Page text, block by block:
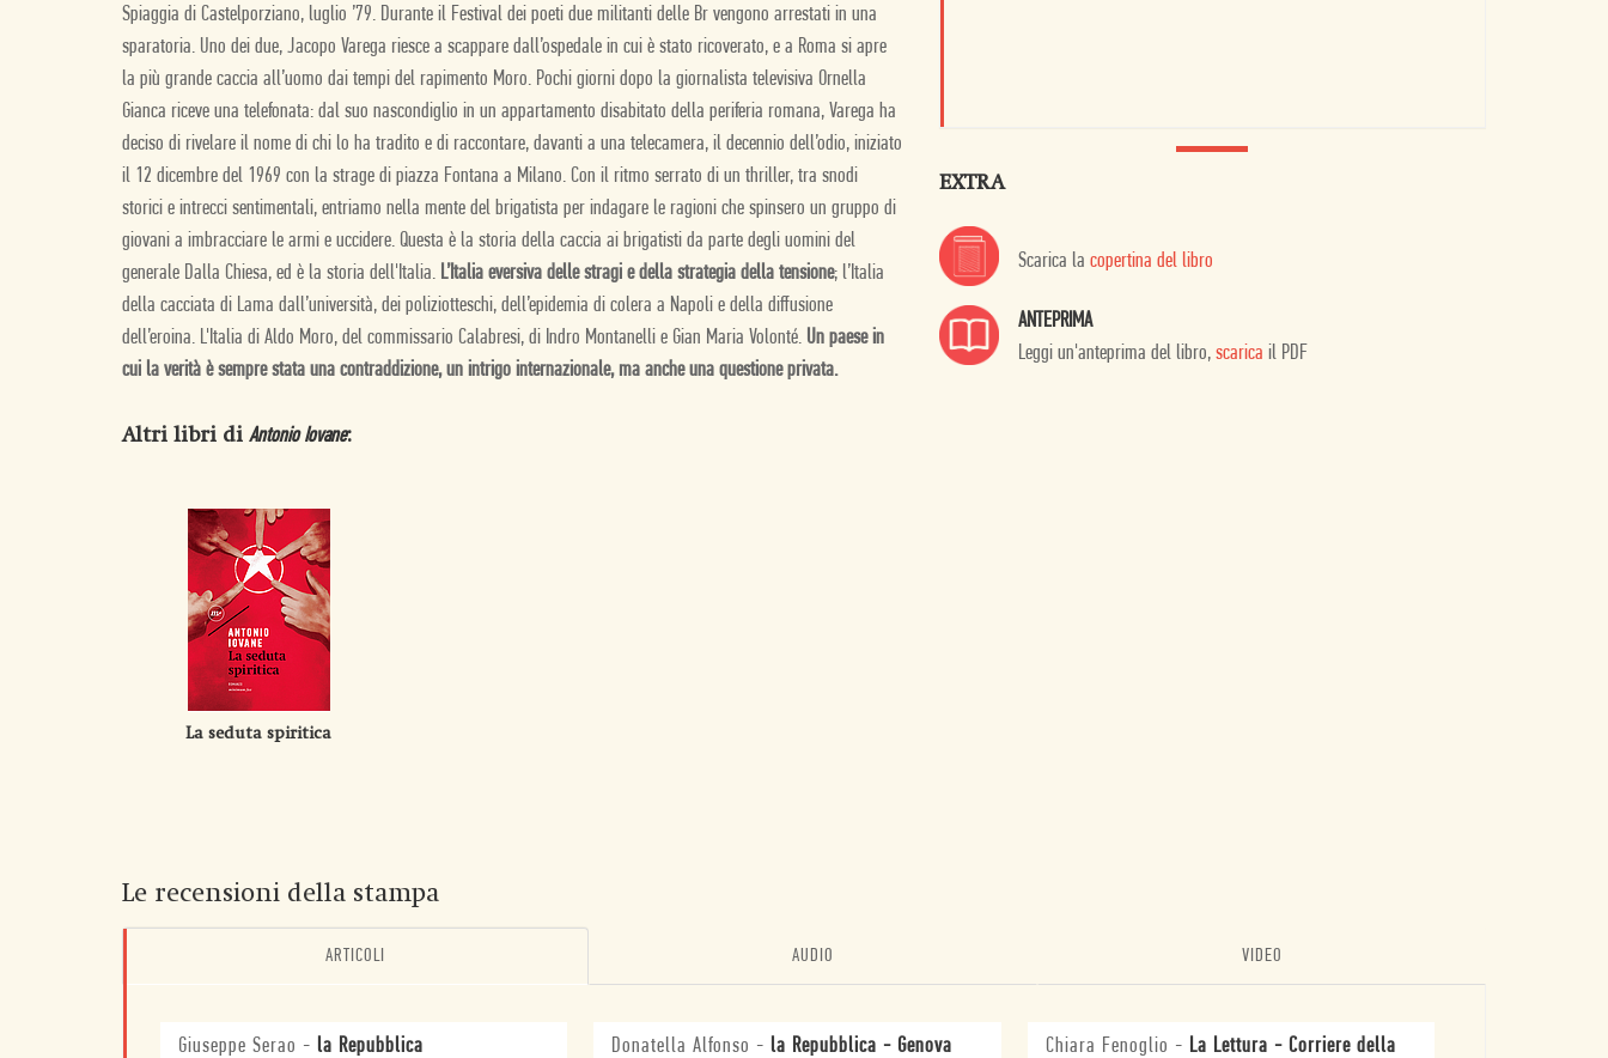
Spiaggia di Castelporziano, luglio ’79. Durante il Festival dei poeti due militanti delle Br vengono arrestati in una
sparatoria. Uno dei due, Jacopo Varega riesce a scappare dall’ospedale in cui è stato ricoverato, e a Roma si apre
la più grande caccia all’uomo dai tempi del rapimento Moro. Pochi giorni dopo la giornalista televisiva Ornella
Gianca riceve una telefonata: dal suo nascondiglio in un appartamento disabitato della periferia romana, Varega ha
deciso di rivelare il nome di chi lo ha tradito e di raccontare, davanti a una telecamera, il decennio dell’odio, iniziato
il 12 dicembre del 1969 con la strage di piazza Fontana a Milano. Con il ritmo serrato di un thriller, tra snodi
storici e intrecci sentimentali, entriamo nella mente del brigatista per indagare le ragioni che spinsero un gruppo di
giovani a imbracciare le armi e uccidere. Questa è la storia della caccia ai brigatisti da parte degli uomini del
generale Dalla Chiesa, ed è la storia dell'Italia. L’Italia eversiva delle stragi e della strategia della tensione; l’Italia
della cacciata di Lama dall’università, dei poliziotteschi, dell’epidemia di colera a Napoli e della diffusione
dell’eroina. L'Italia di Aldo Moro, del commissario Calabresi, di Indro Montanelli e Gian Maria Volonté. Un paese in
cui la verità è sempre stata una contraddizione, un intrigo internazionale, ma anche una questione privata.
EXTRA
Scarica la copertina del libro
ANTEPRIMA
Leggi un'anteprima del libro, scarica il PDF
Altri libri di Antonio Iovane:
La seduta spiritica
Le recensioni della stampa
ARTICOLI AUDIO VIDEO
Giuseppe Serao - la Repubblica Donatella Alfonso -la Repubblica - Genova Chiara Fenoglio - La Lettura - Corriere della